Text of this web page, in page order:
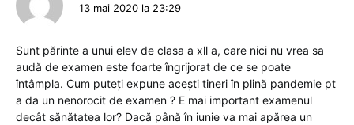
13 mai 2020 la 23:29
Sunt părinte a unui elev de clasa a xll a, care nici nu vrea sa
audă de examen este foarte îngrijorat de ce se poate
întâmpla. Cum puteți expune acești tineri în plină pandemie pt
a da un nenorocit de examen ? E mai important examenul
decât sănătatea lor? Dacă până în iunie va mai apărea un